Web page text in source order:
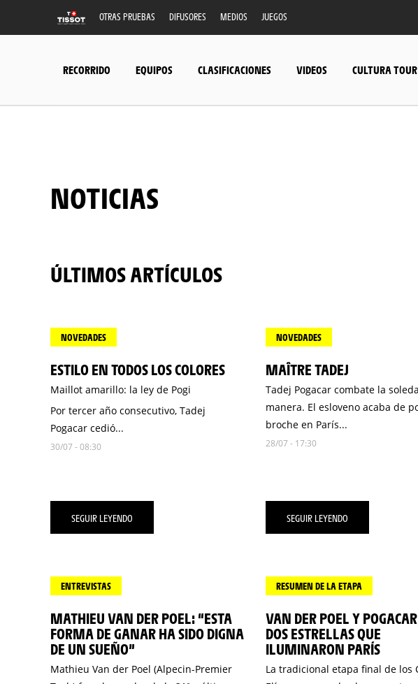
OTRAS PRUEBAS DIFUSORES MEDIOS JUEGOS
RECORRIDO EQUIPOS CLASIFICACIONES VIDEOS CULTURA TOUR
NOTICIAS
ÚLTIMOS ARTÍCULOS
NOVEDADES
ESTILO EN TODOS LOS COLORES
Maillot amarillo: la ley de Pogi
Por tercer año consecutivo, Tadej
Pogacar cedió...
30/07 - 08:30
SEGUIR LEYENDO
NOVEDADES
MAÎTRE TADEJ
Tadej Pogacar combate la
manera. El esloveno acaba de
broche en París...
28/07 - 17:30
SEGUIR LEYENDO
ENTREVISTAS
MATHIEU VAN DER POEL: “ESTA
FORMA DE GANAR HA SIDO DIGNA
DE UN SUEÑO”
Mathieu Van der Poel (Alpecin-Premier
RESUMEN DE LA ETAPA
VAN DER POEL Y
DOS ESTRELLAS QUE
ILUMINARON PARÍS
La tradicional etapa final de los